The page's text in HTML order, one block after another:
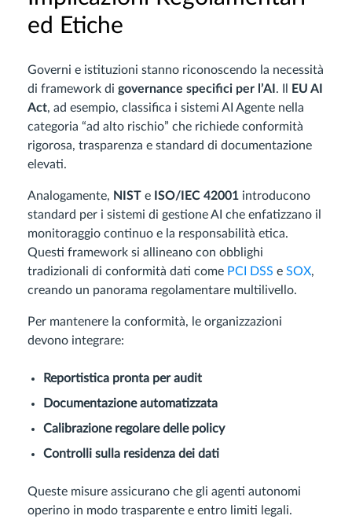
ed Etiche
Governi e istituzioni stanno riconoscendo la necessità
di framework di governance specifici per l’AI . Il
EU AI
Act, ad esempio, classifica i sistemi AI Agente nella
categoria “ad alto rischio” che richiede conformità
rigorosa, trasparenza e standard di documentazione
elevati.
Analogamente, NIST e ISO/IEC 42001 introducono
standard per i sistemi di gestione AI che enfatizzano il
monitoraggio continuo e la responsabilità etica.
Questi framework si allineano con obblighi
tradizionali di conformità dati come PCI DSS e SOX,
creando un panorama regolamentare multilivello.
Per mantenere la conformità, le organizzazioni
devono integrare:
Reportistica pronta per audit
Documentazione automatizzata
Calibrazione regolare delle policy
Controlli sulla residenza dei dati
Queste misure assicurano che gli agenti autonomi
operino in modo trasparente e entro limiti legali.